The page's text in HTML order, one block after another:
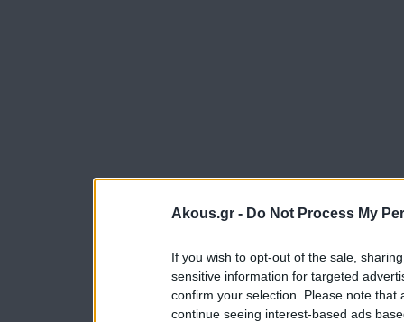
Akous.gr - Do Not Process My
If you wish to opt-out of the sale,
sensitive information for targeted
confirm your selection. Please note
continue seeing interest-based ads